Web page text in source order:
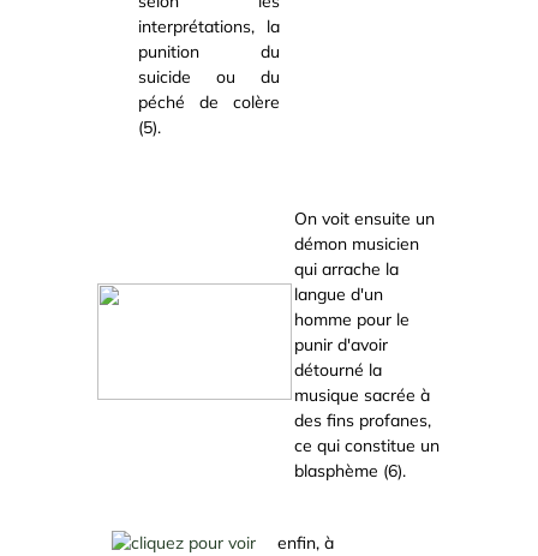
interprétations, la
punition du
suicide ou du
péché de colère
(5).
On voit ensuite un
démon musicien
qui arrache la
langue d'un
homme pour le
punir d'avoir
détourné la
musique sacrée à
des fins profanes,
ce qui constitue un
blasphème (6).
enfin, à